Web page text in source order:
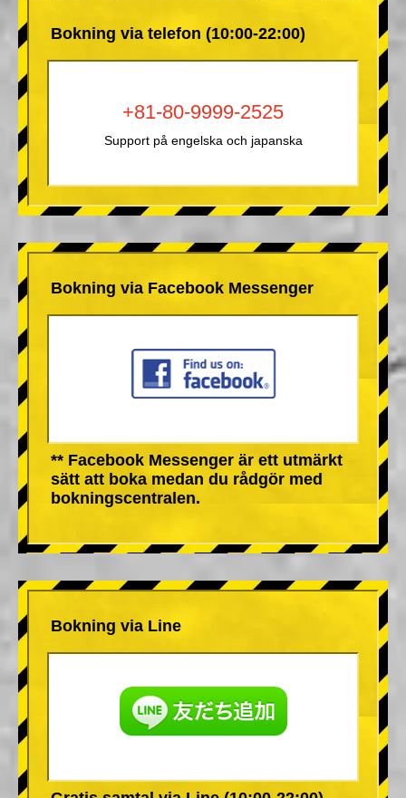
Bokning via telefon (10:00-22:00)
+81-80-9999-2525
Support på engelska och japanska
Bokning via Facebook Messenger
** Facebook Messenger är ett utmärkt
sätt att boka medan du rådgör med
bokningscentralen.
Bokning via Line